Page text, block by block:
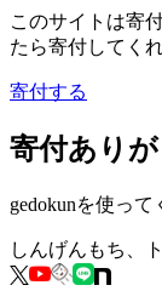
このサイトは寄
たら寄付してく
寄付する
寄付あり
gedokunを使っ
しんげんもち、